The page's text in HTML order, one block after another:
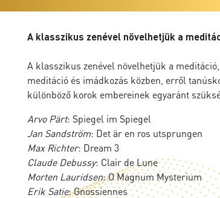
A klasszikus zenével növelhetjük a
A klasszikus zenével növelhetjük a
meditáció és imádkozás közben, erről
különböző korok embereinek egyaránt
Arvo Pärt: Spiegel im Spiegel
Jan Sandström: Det är en ros utsprungen
Max Richter: Dream 3
Claude Debussy: Clair de Lune
Morten Lauridsen: O Magnum Mysterium
Erik Satie: Gnossiennes